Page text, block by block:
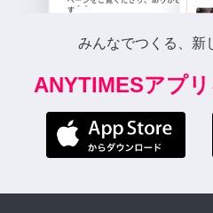
みんなでつくる、新
ANYTIMESアプ